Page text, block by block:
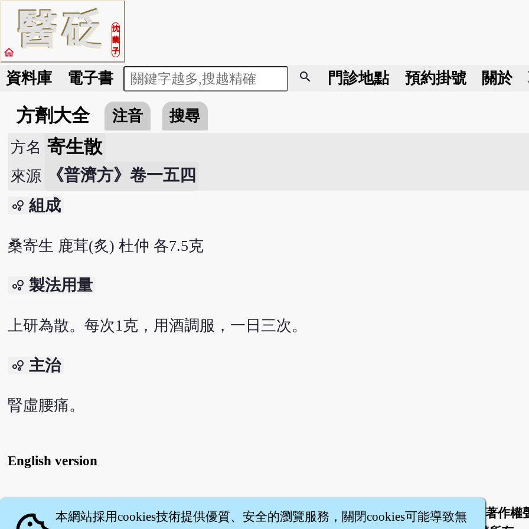
醫砭
沈
藥
子
home
資料庫 電子書 search 門診地點 預約掛號 關於
方劑大全 注音
搜尋
方名 寄生散
來源 《普濟方》卷一五四
bubble_chart 組成
桑寄生 鹿茸(炙) 杜仲 各7.5克
bubble_chart 製法用量
上研為散。每次1克，用酒調服，一日三次。
bubble_chart 主治
腎虛腰痛。
English version
關於 | 聯絡我們 服務條款 隱私權條款
著作權
本網站採用cookies技術提供優質、安全的瀏覽服務，關閉cookies可能導致無